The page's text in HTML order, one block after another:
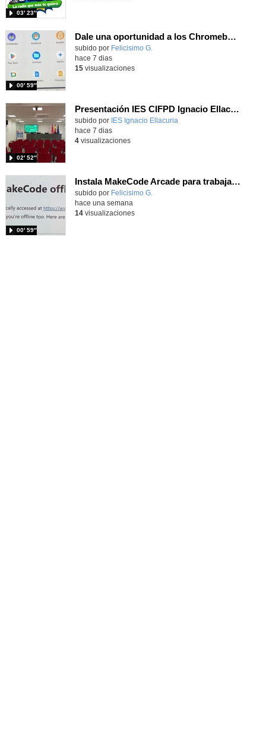
03′ 23″
Dale una oportunidad a los Chromebooks y utiliza un proyector para realizar talleres si no tienes pantallas táctiles
Contenido educativo.
subido por Felicisimo G.
00′ 59″
hace 7 dias
15visualizaciones
Presentación IES CIFPD Ignacio Ellacuría
Contenido educativo.
subido por IES Ignacio Ellacuria
02′ 52″
hace 7 dias
4visualizaciones
Instala MakeCode Arcade para trabajar offline en tu tablet, ordenador, Chromebook
Contenido educativo.
subido por Felicisimo G.
00′ 59″
hace una semana
14visualizaciones